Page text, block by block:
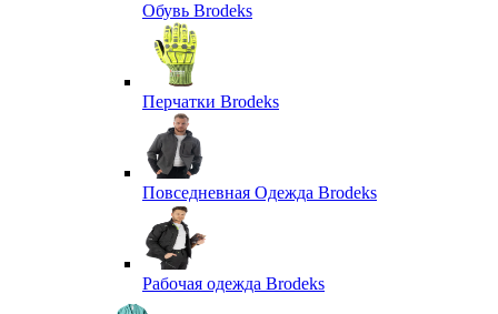
Обувь Brodeks
Перчатки Brodeks
Повседневная Одежда Brodeks
Рабочая одежда Brodeks